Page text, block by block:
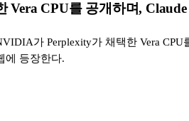
CPU를 공개하며,
가 Perplexity가 채택한 Vera
에 등장한다.